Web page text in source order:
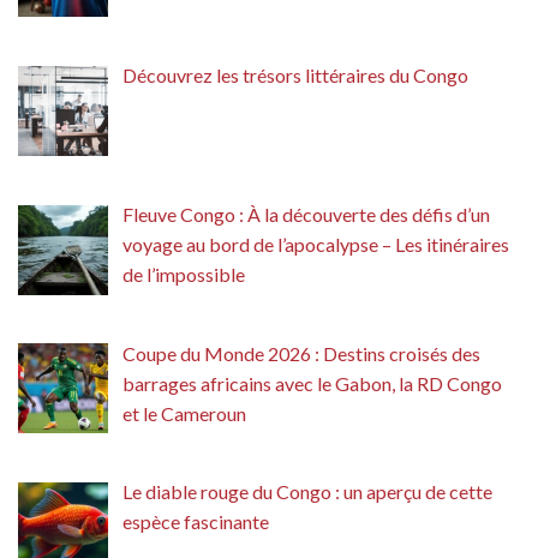
Découvrez les trésors littéraires du Congo
Fleuve Congo : À la découverte des défis d’un
voyage au bord de l’apocalypse – Les itinéraires
de l’impossible
Coupe du Monde 2026 : Destins croisés des
barrages africains avec le Gabon, la RD Congo
et le Cameroun
Le diable rouge du Congo : un aperçu de cette
espèce fascinante